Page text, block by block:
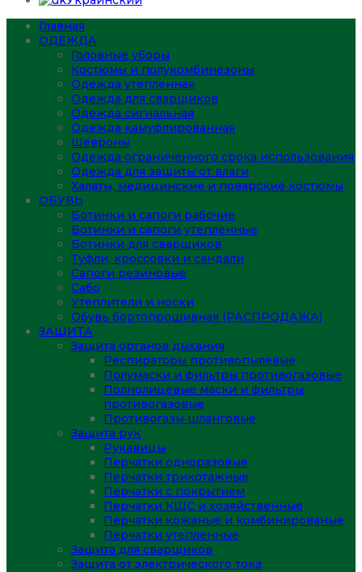
Главная
ОДЕЖДА
Головные уборы
Костюмы и полукомбинезоны
Одежда утепленная
Одежда для сварщиков
Одежда сигнальная
Одежда камуфлированная
Шевроны
Одежда ограниченного срока использования
Одежда для защиты от влаги
Халаты, медицинские и поварские костюмы
ОБУВЬ
Ботинки и сапоги рабочие
Ботинки и сапоги утепленные
Ботинки для сварщиков
Туфли, кроссовки и сандали
Сапоги резиновые
Сабо
Утеплители и носки
Обувь бортопрошивная (РАСПРОДАЖА)
ЗАЩИТА
Защита органов дыхания
Респираторы противопылевые
Полумаски и фильтры противогазовые
Полнолицевые маски и фильтры
противогазовые
Противогазы шланговые
Защита рук
Рукавицы
Перчатки одноразовые
Перчатки трикотажные
Перчатки с покрытием
Перчатки КЩС и хозяйственные
Перчатки кожаные и комбинированые
Перчатки утепленные
Защита для сварщиков
Защита от электрического тока